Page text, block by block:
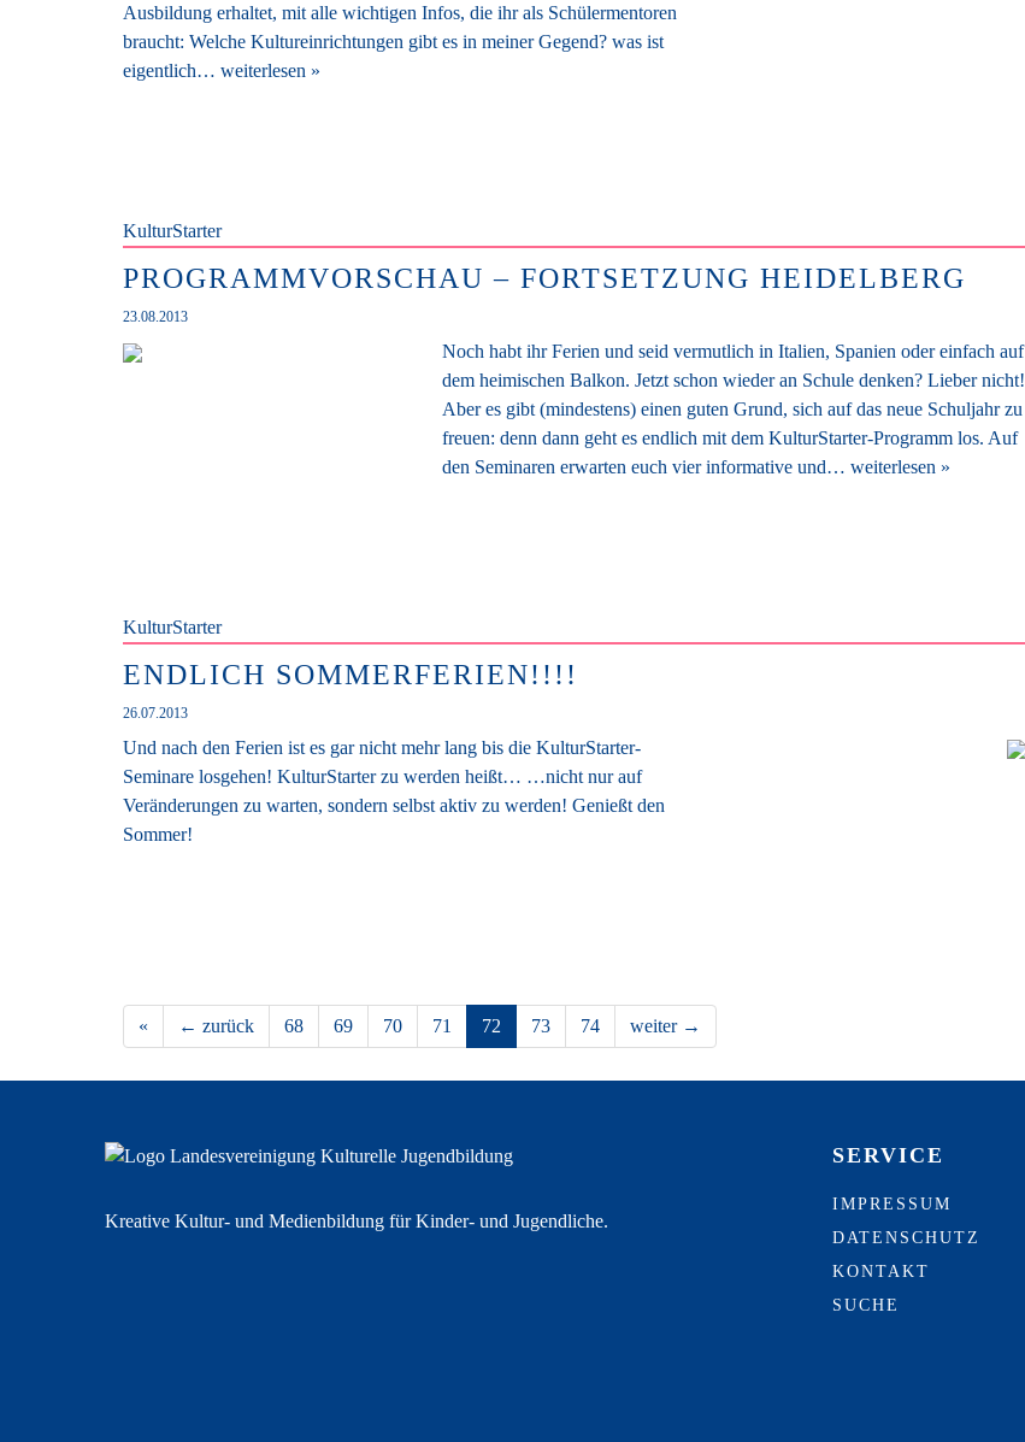
Ausbildung erhaltet, mit alle wichtigen Infos, die ihr als Schülermentoren
braucht: Welche Kultureinrichtungen gibt es in meiner Gegend? was ist
eigentlich… weiterlesen »
KulturStarter
PROGRAMMVORSCHAU – FORTSETZUNG HEIDELBERG
23.08.2013
Noch habt ihr Ferien und seid vermutlich in Italien, Spanien oder einfach auf
dem heimischen Balkon. Jetzt schon wieder an Schule denken? Lieber nicht!
Aber es gibt (mindestens) einen guten Grund, sich auf das neue Schuljahr zu
freuen: denn dann geht es endlich mit dem KulturStarter-Programm los. Auf
den Seminaren erwarten euch vier informative und… weiterlesen »
KulturStarter
ENDLICH SOMMERFERIEN!!!!
26.07.2013
Und nach den Ferien ist es gar nicht mehr lang bis die KulturStarter-
Seminare losgehen! KulturStarter zu werden heißt… …nicht nur auf
Veränderungen zu warten, sondern selbst aktiv zu werden! Genießt den
Sommer!
« ← zurück 68 69 70 71 72 73 74 weiter →
Kreative Kultur- und Medienbildung für Kinder- und Jugendliche.
SERVICE
IMPRESSUM
DATENSCHUTZ
KONTAKT
SUCHE